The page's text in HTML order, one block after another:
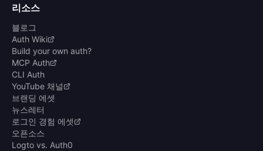
리소스
블로그
Auth Wiki
Build your own auth?
MCP Auth
CLI Auth
YouTube 채널
브랜딩 에셋
뉴스레터
로그인 경험 에셋
오픈소스
Logto vs. Auth0